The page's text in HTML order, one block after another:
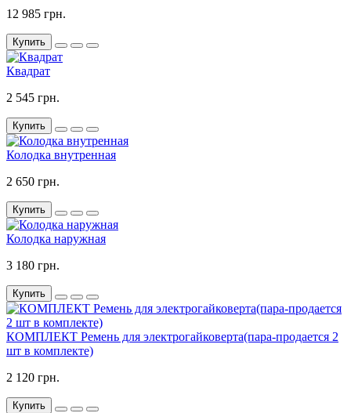
12 985 грн.
Купить
Квадрат
2 545 грн.
Купить
Колодка внутренная
2 650 грн.
Купить
Колодка наружная
3 180 грн.
Купить
КОМПЛЕКТ Ремень для электрогайковерта(пара-продается 2
шт в комплекте)
2 120 грн.
Купить